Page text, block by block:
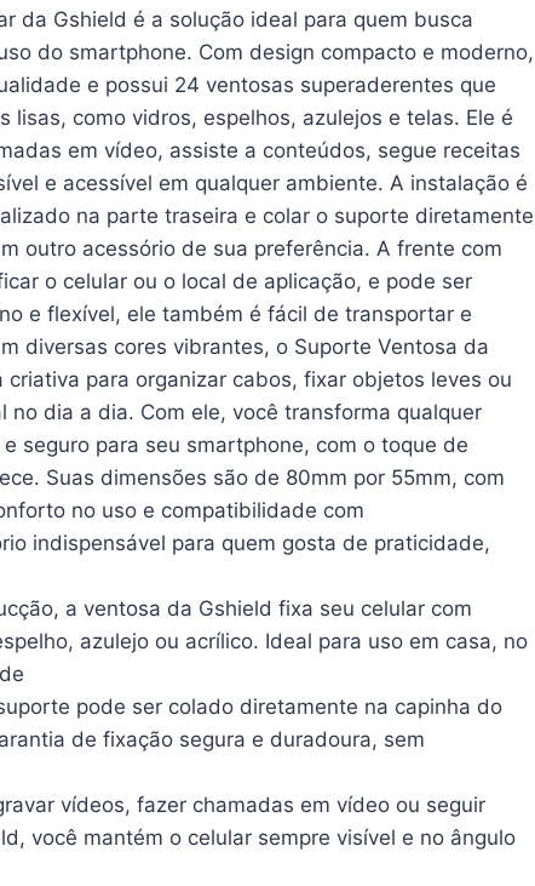
da Gshield é a solução ideal para quem busca
do smartphone. Com design compacto e moderno,
e possui 24 ventosas superaderentes que
como vidros, espelhos, azulejos e telas. Ele é
em vídeo, assiste a conteúdos, segue receitas
e acessível em qualquer ambiente. A instalação é
na parte traseira e colar o suporte diretamente
outro acessório de sua preferência. A frente com
o celular ou o local de aplicação, e pode ser
e flexível, ele também é fácil de transportar e
diversas cores vibrantes, o Suporte Ventosa da
para organizar cabos, fixar objetos leves ou
dia a dia. Com ele, você transforma qualquer
seguro para seu smartphone, com o toque de
Suas dimensões são de 80mm por 55mm, com
no uso e compatibilidade com
indispensável para quem gosta de praticidade,
a ventosa da Gshield fixa seu celular com
azulejo ou acrílico. Ideal para uso em casa, no
pode ser colado diretamente na capinha do
de fixação segura e duradoura, sem
vídeos, fazer chamadas em vídeo ou seguir
você mantém o celular sempre visível e no ângulo